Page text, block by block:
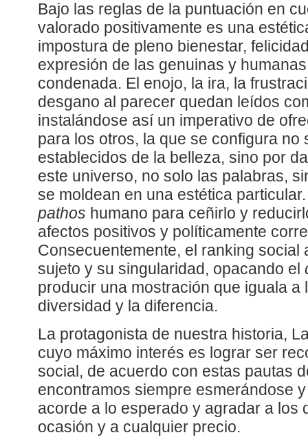
Bajo las reglas de la puntuación en
valorado positivamente es una
impostura de pleno bienestar,
expresión de las genuinas y
condenada. El enojo, la ira, la
desgano al parecer quedan leídos
instalándose así un imperativo de
para los otros, la que se configura no
establecidos de la belleza, sino por
este universo, no solo las palabras,
se moldean en una estética
pathos humano para ceñirlo y
afectos positivos y políticamente
Consecuentemente, el ranking social
sujeto y su singularidad, opacando el
producir una mostración que iguala a
diversidad y la diferencia.
La protagonista de nuestra historia,
cuyo máximo interés es lograr ser
social, de acuerdo con estas pautas
encontramos siempre esmerándose
acorde a lo esperado y agradar a los
ocasión y a cualquier precio.